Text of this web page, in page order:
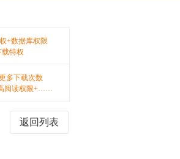
+数据库权限
特权
多下载次数
高阅读权限+……
返回列表